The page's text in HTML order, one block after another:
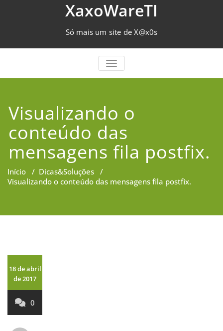
XaxoWareTI
Só mais um site de X@x0s
TOGGLE NAVIGATION
Visualizando o
conteúdo das
mensagens fila postfix.
Início / Dicas&Soluções /
Visualizando o conteúdo das mensagens fila postfix.
18 de abril
de 2017
0